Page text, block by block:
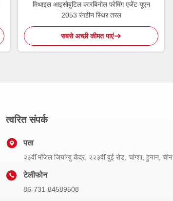
मिथाइल आइसोबुटिल कारबिनोल फोमिंग एजेंट यूएन
2053 रंगहीन स्थिर तरल
सबसे अच्छी कीमत पाएं
त्वरित संपर्क
पता
२३वीं मंजिल जियांग्यु केंद्र, २२३वीं वुई रोड, चांग्शा, हुनान, चीन
टेलीफोन
86-731-84589508